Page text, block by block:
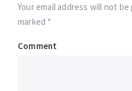
Your email address will not
marked *
Comment